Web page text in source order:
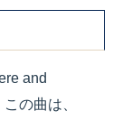
and
の曲は、